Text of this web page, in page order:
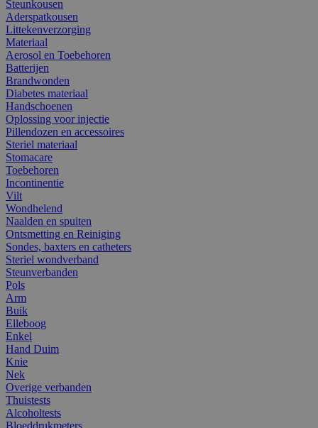
Steunkousen
Aderspatkousen
Littekenverzorging
Materiaal
Aerosol en Toebehoren
Batterijen
Brandwonden
Diabetes materiaal
Handschoenen
Oplossing voor injectie
Pillendozen en accessoires
Steriel materiaal
Stomacare
Toebehoren
Incontinentie
Vilt
Wondhelend
Naalden en spuiten
Ontsmetting en Reiniging
Sondes, baxters en catheters
Steriel wondverband
Steunverbanden
Pols
Arm
Buik
Elleboog
Enkel
Hand Duim
Knie
Nek
Overige verbanden
Thuistests
Alcoholtests
Bloeddrukmeters